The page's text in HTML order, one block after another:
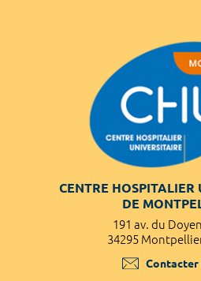
CENTRE HOSPITALIER
DE
191 av. du
34295
Contacter